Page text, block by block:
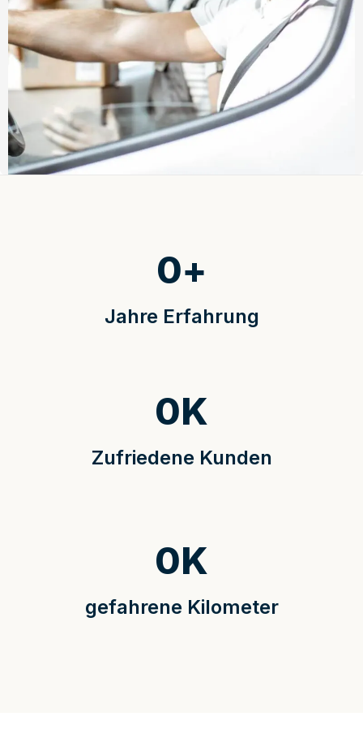
Jahre Erfahrung
0+
Zufriedene Kunden
0K
gefahrene Kilometer
0K